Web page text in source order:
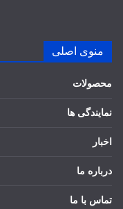
منوی اصلی
محصولات
نمایندگی ها
اخبار
درباره ما
تماس با ما